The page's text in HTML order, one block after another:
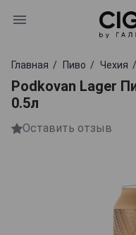
Главная Пиво Чехия
Podkovan Lager
0.5л
Оставить отзыв